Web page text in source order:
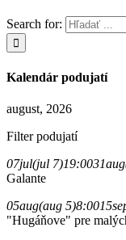
Search for:
Kalendár podujatí
august, 2026
Filter podujatí
07jul(jul 7)19:0031aug
Galante
05aug(aug 5)8:0015
"Hugáňove" pre